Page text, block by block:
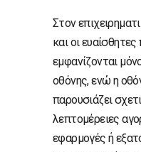
Στον
και οι
εμφανίζονται
οθόνης, ενώ η
παρουσιάζει
λεπτομέρειες
εφαρμογές ή